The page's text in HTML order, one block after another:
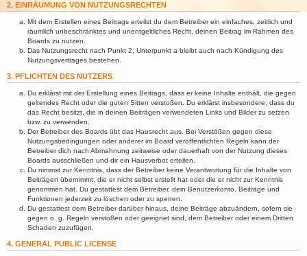
2. EINRÄUMUNG VON NUTZUNGSRECHTEN
Mit dem Erstellen eines Beitrags erteilst du dem Betreiber ein einfaches, zeitlich und
räumlich unbeschränktes und unentgeltliches Recht, deinen Beitrag im Rahmen des
Boards zu nutzen.
Das Nutzungsrecht nach Punkt 2, Unterpunkt a bleibt auch nach Kündigung des
Nutzungsvertrages bestehen.
3. PFLICHTEN DES NUTZERS
Du erklärst mit der Erstellung eines Beitrags, dass er keine Inhalte enthält, die gegen
geltendes Recht oder die guten Sitten verstoßen. Du erklärst insbesondere, dass du
das Recht besitzt, die in deinen Beiträgen verwendeten Links und Bilder zu setzen
bzw. zu verwenden.
Der Betreiber des Boards übt das Hausrecht aus. Bei Verstößen gegen diese
Nutzungsbedingungen oder anderer im Board veröffentlichten Regeln kann der
Betreiber dich nach Abmahnung zeitweise oder dauerhaft von der Nutzung dieses
Boards ausschließen und dir ein Hausverbot erteilen.
Du nimmst zur Kenntnis, dass der Betreiber keine Verantwortung für die Inhalte von
Beiträgen übernimmt, die er nicht selbst erstellt hat oder die er nicht zur Kenntnis
genommen hat. Du gestattest dem Betreiber, dein Benutzerkonto, Beiträge und
Funktionen jederzeit zu löschen oder zu sperren.
Du gestattest dem Betreiber darüber hinaus, deine Beiträge abzuändern, sofern sie
gegen o. g. Regeln verstoßen oder geeignet sind, dem Betreiber oder einem Dritten
Schaden zuzufügen.
4. GENERAL PUBLIC LICENSE